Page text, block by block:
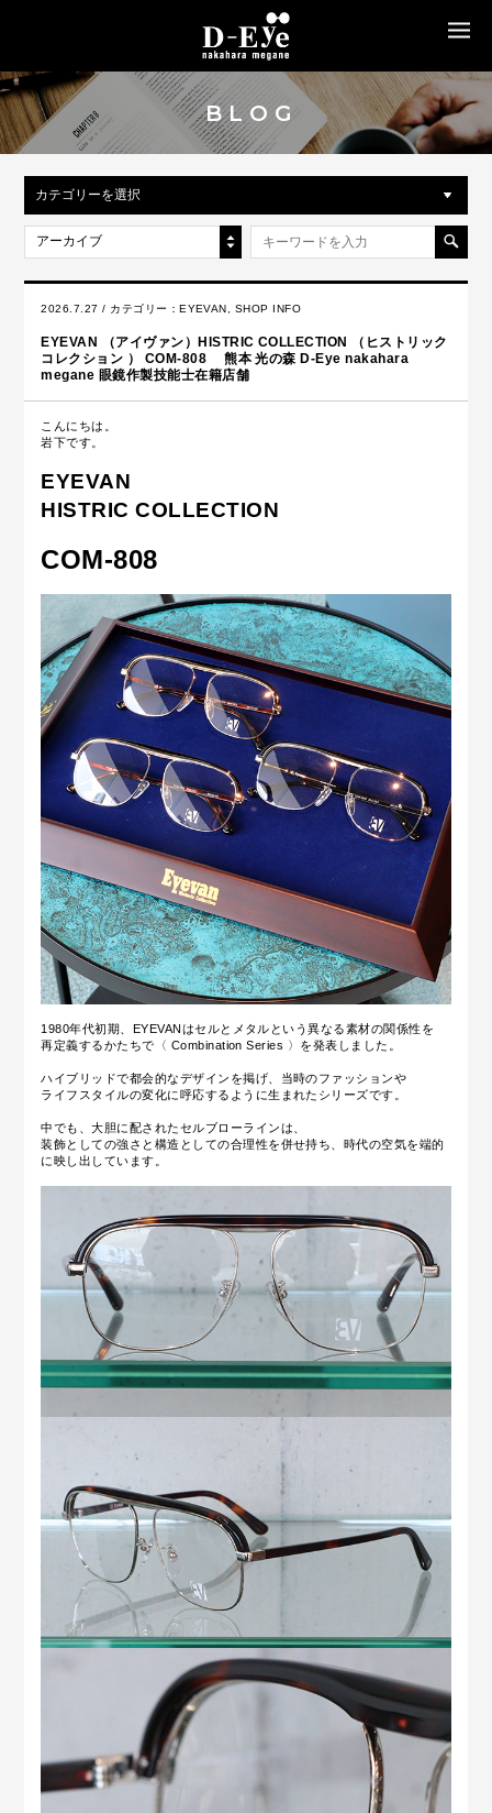
BLOG
カテゴリーを選択
アーカイブ
2026.7.27 / カテゴリー：EYEVAN SHOP INFO
EYEVAN （アイヴァン）HISTRIC COLLECTION （ヒストリック
コレクション ） COM-808 熊本 光の森 D-Eye nakahara
megane 眼鏡作製技能士在籍店舗
こんにちは。
岩下です。
EYEVAN
HISTRIC COLLECTION
COM-808
1980年代初期、EYEVANはセルとメタルという異なる素材の関係性を
再定義するかたちで〈 Combination Series 〉を発表しました。
ハイブリッドで都会的なデザインを掲げ、当時のファッションや
ライフスタイルの変化に呼応するように生まれたシリーズです。
中でも、大胆に配されたセルブローラインは、
装飾としての強さと構造としての合理性を併せ持ち、時代の空気を端的
に映し出しています。